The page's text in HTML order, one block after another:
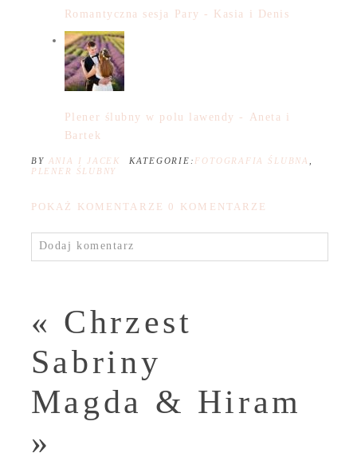
Romantyczna sesja Pary - Kasia i Denis
Plener ślubny w polu lawendy - Aneta i
Bartek
BY ANIA I JACEK KATEGORIE: FOTOGRAFIA ŚLUBNA
PLENER ŚLUBNY
POKAŻ KOMENTARZE 0 KOMENTARZE
Dodaj komentarz
« Chrzest
Sabriny
Magda & Hiram
»